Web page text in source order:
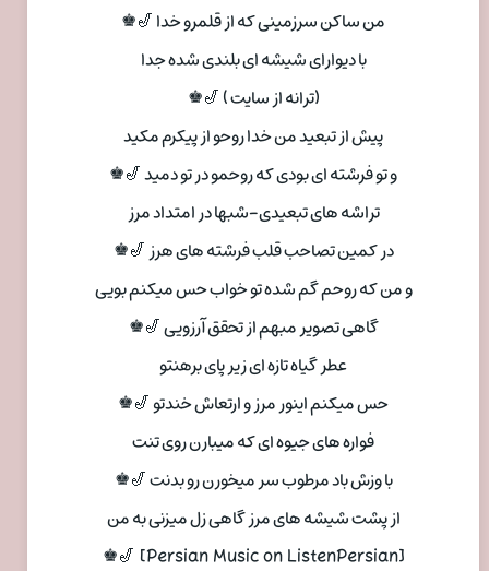
من ساکن سرزمینی که از قلمرو خدا 🎷♚
با دیوارای شیشه ای بلندی شده جدا
(ترانه از سایت ) 🎷♚
پیش از تبعید من خدا روحو از پیکرم مکید
و تو فرشته ای بودی که روحمو در تو دمید 🎷♚
تراشه های تبعیدی-شبها در امتداد مرز
در کمین تصاحب قلب فرشته های هرز 🎷♚
و من که روحم گم شده تو خواب حس میکنم بویی
گاهی تصویر مبهم از تحقق آرزویی 🎷♚
عطر گیاه تازه ای زیر پای برهنتو
حس میکنم اینور مرز و ارتعاش خندتو 🎷♚
فواره های جیوه ای که میبارن روی تنت
با وزش باد مرطوب سر میخورن رو بدنت 🎷♚
از پشت شیشه های مرز گاهی زل میزنی به من
[Persian Music on ListenPersian] 🎷♚